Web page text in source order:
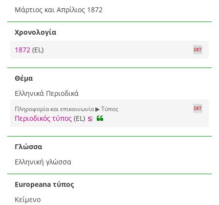
Μάρτιος και Απρίλιος 1872
Χρονολογία
1872 (EL)
Θέμα
Ελληνικά Περιοδικά
Πληροφορία και επικοινωνία ▶ Τύπος
Περιοδικός τύπος (EL)
Γλώσσα
Ελληνική γλώσσα
Europeana τύπος
Κείμενο